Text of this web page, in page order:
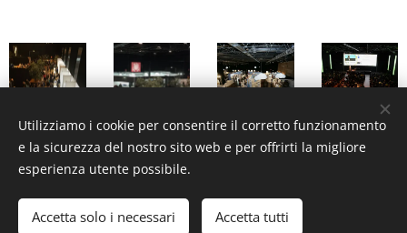
©2026 Faq400 Srl - www.faq400.com
Cookies
Utilizziamo i cookie per consentire il corretto funzionamento
e la sicurezza del nostro sito web e per offrirti la migliore
esperienza utente possibile.
Accetta solo i necessari Accetta tutti